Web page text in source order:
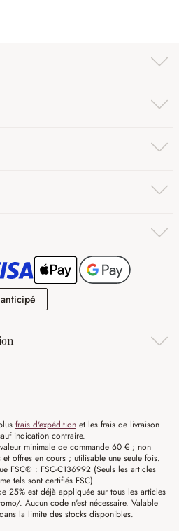
frais d'expéditionet les frais de livraison
indication contraire.
minimale de commande 60 € ; non
offres en cours ; utilisable une seule fois.
FSC® : FSC-C136992 (Seuls les articles
tels sont certifiés FSC)
25% est déjà appliquée sur tous les articles
. Aucun code n'est nécessaire. Valable
la limite des stocks disponibles.